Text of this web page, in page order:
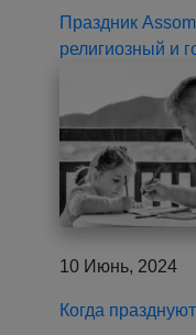
Праздник
религиозный и
10 Июнь, 2024
Когда